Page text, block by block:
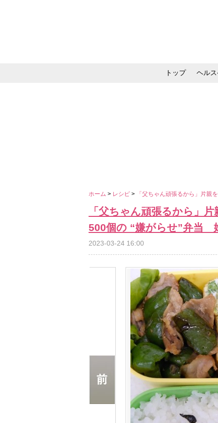
トップ ヘル
ホーム > レシピ > 「父ちゃん頑張るから」片
「父ちゃん頑張るから」
500個の “嫌がらせ”弁当
2023-03-24 16:00